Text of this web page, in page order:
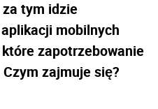
tym idzie
mobilnych
zapotrzebowanie
zajmuje się?